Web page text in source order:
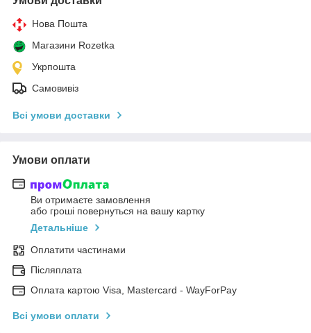
Нова Пошта
Магазини Rozetka
Укрпошта
Самовивіз
Всі умови доставки
Умови оплати
Ви отримаєте замовлення
або гроші повернуться на вашу картку
Детальніше
Оплатити частинами
Післяплата
Оплата картою Visa, Mastercard - WayForPay
Всі умови оплати